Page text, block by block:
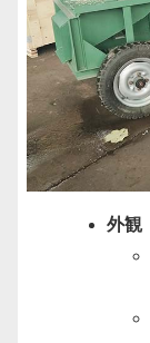
外観